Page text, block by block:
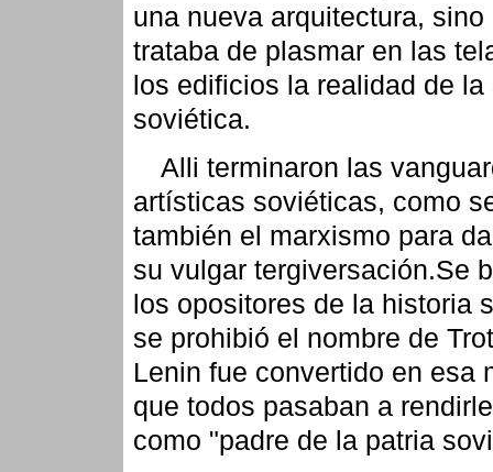
una nueva arquitectura, sino
trataba de plasmar en las
los edificios la realidad de la
soviética.
Alli terminaron las
artísticas soviéticas, como
también el marxismo para
su vulgar tergiversación.Se
los opositores de la historia
se prohibió el nombre de
Lenin fue convertido en esa
que todos pasaban a
como "padre de la patria